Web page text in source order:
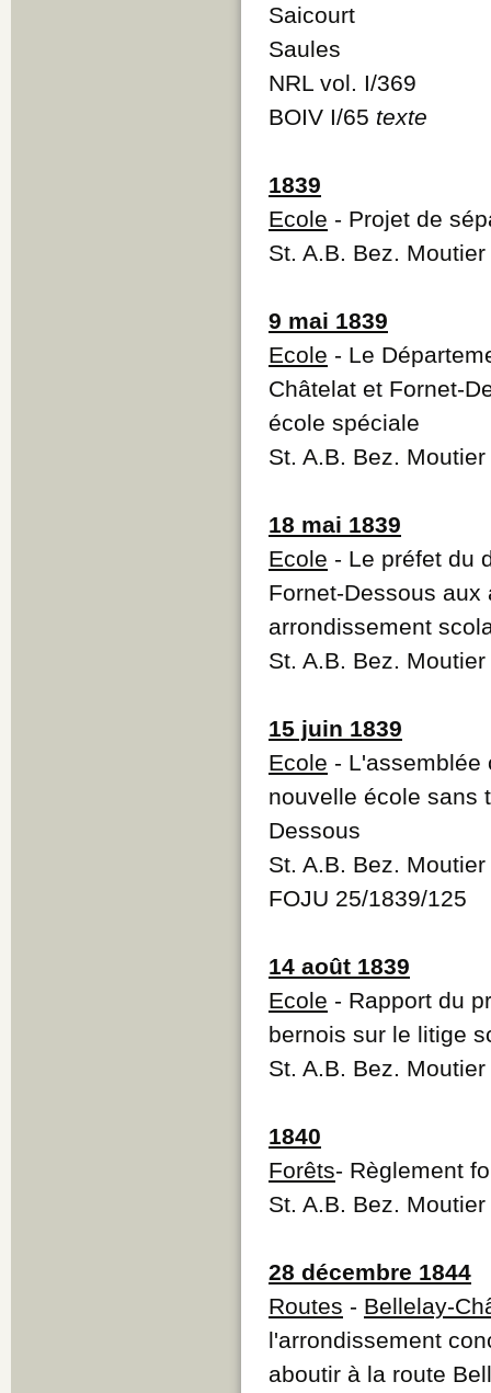
Saicourt
Saules
NRL vol. I/369
BOIV I/65 texte
1839
Ecole - Projet de
St. A.B. Bez.
9 mai 1839
Ecole - Le
Châtelat et Fornet-
école spéciale
St. A.B. Bez.
18 mai 1839
Ecole - Le préfet du
Fornet-Dessous
arrondissement
St. A.B. Bez.
15 juin 1839
Ecole - L'assemblée
nouvelle école sans
Dessous
St. A.B. Bez.
FOJU 25/1839/125
14 août 1839
Ecole - Rapport du
bernois sur le litige
St. A.B. Bez.
1840
Forêts- Règlement
St. A.B. Bez.
28 décembre 1844
Routes - Bellelay-
l'arrondissement
aboutir à la route